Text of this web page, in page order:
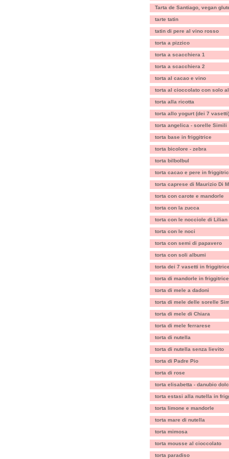
Tarta de Santiago, vegan
tarte tatin
tatin di pere al vino rosso
torta a pizzico
torta a scacchiera 1
torta a scacchiera 2
torta al cacao e vino
torta al cioccolato con solo
torta alla ricotta
torta allo yogurt (dei 7 vasetti)
torta angelica - sorelle Simili
torta base in friggitrice
torta bicolore - zebra
torta bilbolbul
torta cacao e pere in
torta caprese di Maurizio Di
torta con carote e mandorle
torta con la zucca
torta con le nocciole di Lilian
torta con le noci
torta con semi di papavero
torta con soli albumi
torta dei 7 vasetti in friggitrice
torta di mandorle in friggitrice
torta di mele a dadoni
torta di mele delle sorelle
torta di mele di Chiara
torta di mele ferrarese
torta di nutella
torta di nutella senza lievito
torta di Padre Pio
torta di rose
torta elisabetta - danubio
torta estasi alla nutella in
torta limone e mandorle
torta mare di nutella
torta mimosa
torta mousse al cioccolato
torta paradiso